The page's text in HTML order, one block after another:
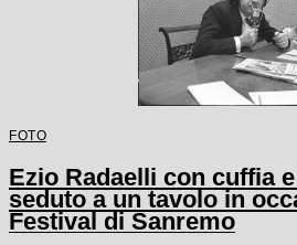
FOTO
Ezio Radaelli con cuffia
seduto a un tavolo in
Festival di Sanremo